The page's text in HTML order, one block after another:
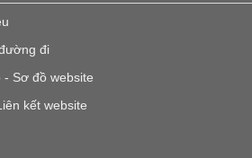
đi
- Sơ đồ website
kết website